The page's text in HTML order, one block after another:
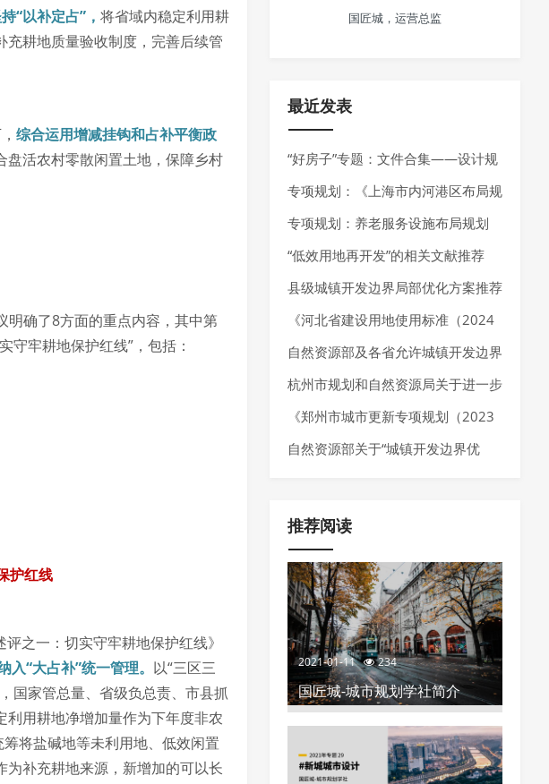
“以补定占”， 将省域内稳定利用耕
耕地质量验收制度，完善后续管
综合运用增减挂钩和占补平衡政
活农村零散闲置土地，保障乡村
明确了8方面的重点内容，其中第
守牢耕地保护红线”，包括：
护红线
之一：切实守牢耕地保护红线》
“大占补”统一管理。 以“三区三
国家管总量、省级负总责、市县抓
用耕地净增加量作为下年度非农
将盐碱地等未利用地、低效闲置
补充耕地来源，新增加的可以长
国匠城，运营总监
最近发表
“好房子”专题：文件合集——设计规
范、技术指南、技术导则
专项规划：《上海市内河港区布局规
划（2025-2035年）》发布
专项规划：养老服务设施布局规划
——最新指南请参考《养老服务设施
布局规划编制技术指南（试行）（2
025年7月）》
“低效用地再开发”的相关文献推荐
县级城镇开发边界局部优化方案推荐
《河北省建设用地使用标准（2024
年版）》发布，确定10大类、55个
行业建设项目用地指标。
自然资源部及各省允许城镇开发边界
局部优化的内容
杭州市规划和自然资源局关于进一步
加强规划资源要素保障推动经济高质
量发展的通知
《郑州市城市更新专项规划（2023
—2035 年）》发布，明确城市更新
新项目负面清单
自然资源部关于“城镇开发边界优
推荐阅读
2021-01-11 234
国匠城-城市规划学社简介